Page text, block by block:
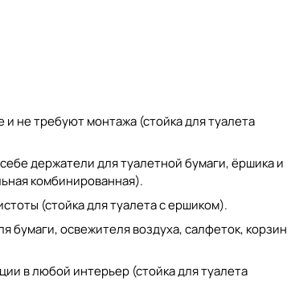
и не требуют монтажа (стойка для туалета
держатели для туалетной бумаги, ёршика и
комбинированная).
(стойка для туалета с ершиком).
бумаги, освежителя воздуха, салфеток, корзин
в любой интерьер (стойка для туалета